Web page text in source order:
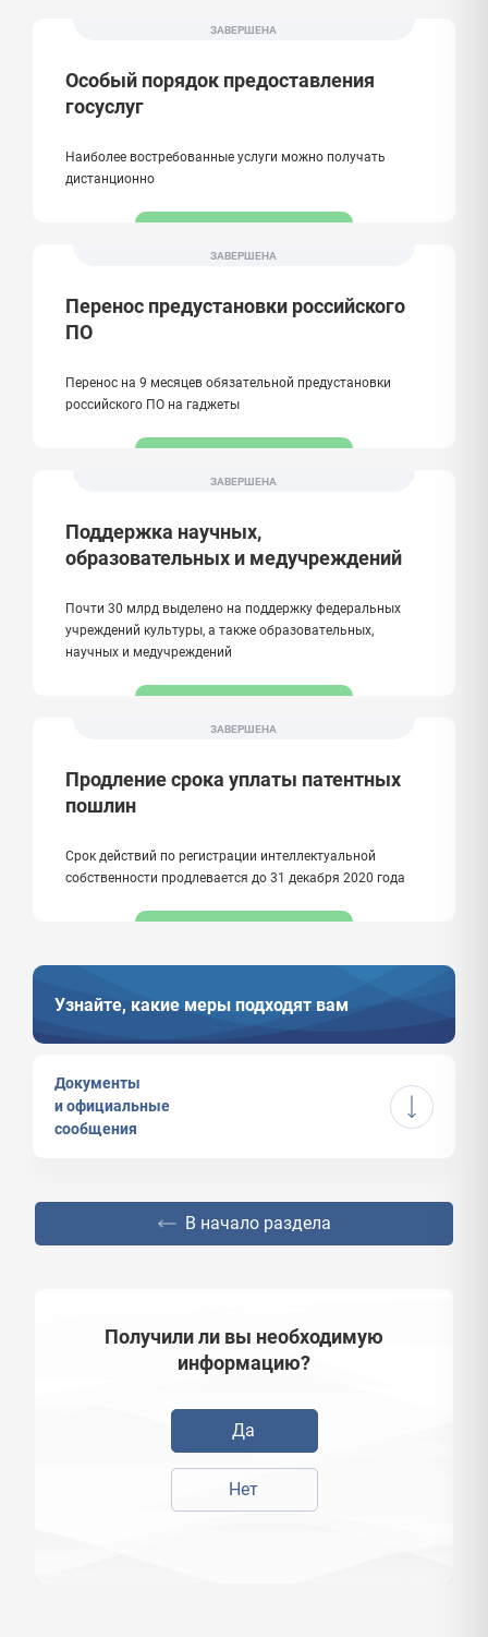
ЗАВЕРШЕНА
Особый порядок предоставления
госуслуг
Наиболее востребованные услуги можно получать
дистанционно
ЗАВЕРШЕНА
Перенос предустановки российского
ПО
Перенос на 9 месяцев обязательной предустановки
российского ПО на гаджеты
ЗАВЕРШЕНА
Поддержка научных,
образовательных и медучреждений
Почти 30 млрд выделено на поддержку федеральных
учреждений культуры, а также образовательных,
научных и медучреждений
ЗАВЕРШЕНА
Продление срока уплаты патентных
пошлин
Срок действий по регистрации интеллектуальной
собственности продлевается до 31 декабря 2020 года
Узнайте, какие меры подходят вам
Документы
и официальные
сообщения
В начало раздела
Получили ли вы необходимую
информацию?
Да
Нет